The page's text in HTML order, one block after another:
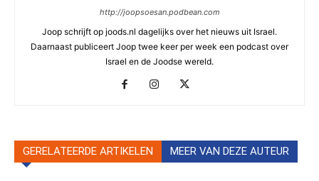
http://joopsoesan.podbean.com
Joop schrijft op joods.nl dagelijks over het nieuws uit Israel.
Daarnaast publiceert Joop twee keer per week een podcast over
Israel en de Joodse wereld.
GERELATEERDE ARTIKELEN MEER VAN DEZE AUTEUR